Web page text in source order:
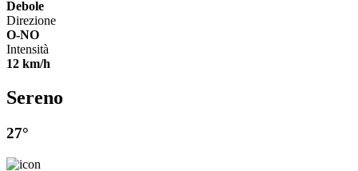
Debole
Direzione
O-NO
Intensità
12 km/h
Sereno
27°